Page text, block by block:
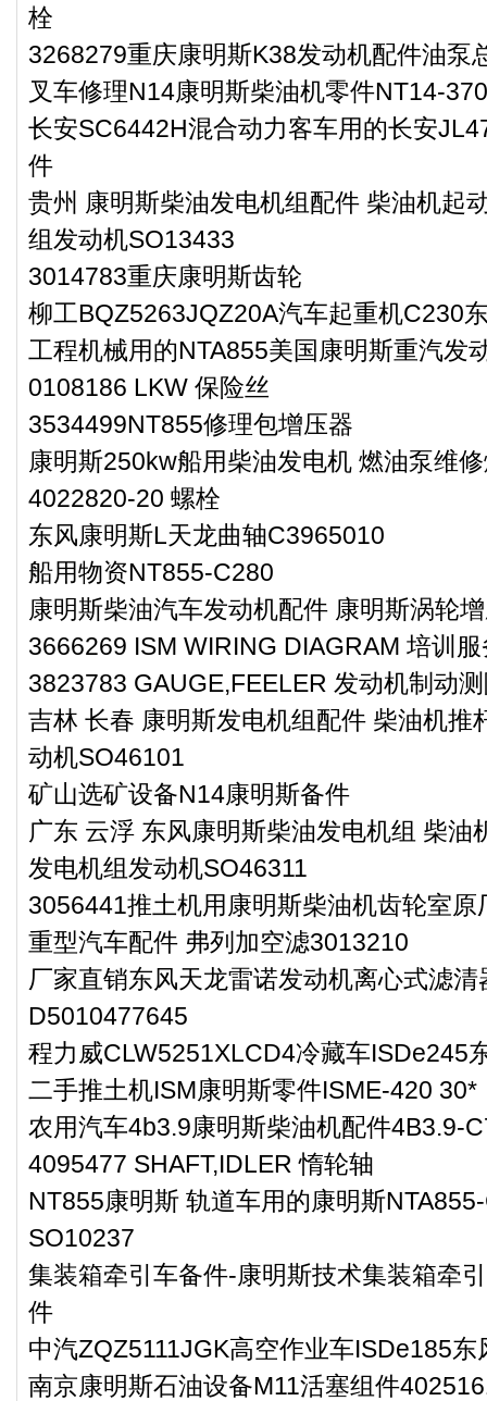
栓
3268279重庆康明斯K38发动机配件油泵
叉车修理N14康明斯柴油机零件NT14-
长安SC6442H混合动力客车用的长安
件
贵州 康明斯柴油发电机组配件 柴油机起
组发动机SO13433
3014783重庆康明斯齿轮
柳工BQZ5263JQZ20A汽车起重机C230
工程机械用的NTA855美国康明斯重汽发
0108186 LKW 保险丝
3534499NT855修理包增压器
康明斯250kw船用柴油发电机 燃油泵维
4022820-20 螺栓
东风康明斯L天龙曲轴C3965010
船用物资NT855-C280
康明斯柴油汽车发动机配件 康明斯涡轮
3666269 ISM WIRING DIAGRAM 培训
3823783 GAUGE,FEELER 发动机制动
吉林 长春 康明斯发电机组配件 柴油机推
动机SO46101
矿山选矿设备N14康明斯备件
广东 云浮 东风康明斯柴油发电机组 柴油
发电机组发动机SO46311
3056441推土机用康明斯柴油机齿轮室原
重型汽车配件 弗列加空滤3013210
厂家直销东风天龙雷诺发动机离心式滤
D5010477645
程力威CLW5251XLCD4冷藏车ISDe245
二手推土机ISM康明斯零件ISME-420 30*
农用汽车4b3.9康明斯柴油机配件4B3.9-
4095477 SHAFT,IDLER 惰轮轴
NT855康明斯 轨道车用的康明斯
SO10237
集装箱牵引车备件-康明斯技术集装箱牵
件
中汽ZQZ5111JGK高空作业车ISDe185
南京康明斯石油设备M11活塞组件